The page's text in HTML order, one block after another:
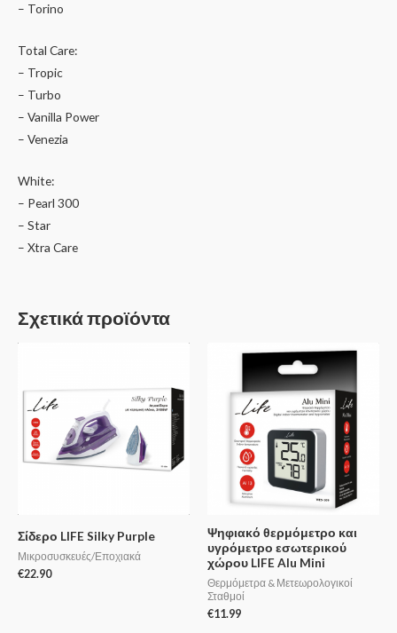
– Torino
Total Care:
– Tropic
– Turbo
– Vanilla Power
– Venezia
White:
– Pearl 300
– Star
– Xtra Care
Σχετικά προϊόντα
Σίδερο LIFE Silky Purple
Μικροσυσκευές/Εποχιακά
€22.90
Ψηφιακό θερμόμετρο και
υγρόμετρο εσωτερικού
χώρου LIFE Alu Mini
Θερμόμετρα & Μετεωρολογικοί
Σταθμοί
€11.99